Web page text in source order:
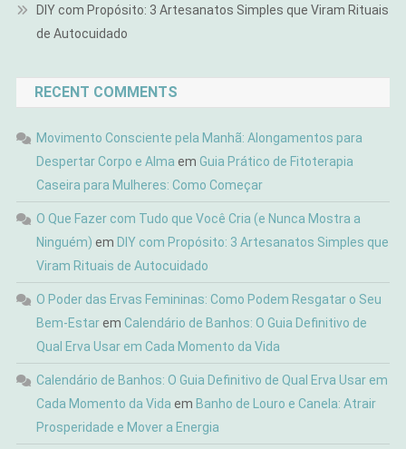
DIY com Propósito: 3 Artesanatos Simples que Viram Rituais
de Autocuidado
RECENT COMMENTS
Movimento Consciente pela Manhã: Alongamentos para
Despertar Corpo e Alma em Guia Prático de Fitoterapia
Caseira para Mulheres: Como Começar
O Que Fazer com Tudo que Você Cria (e Nunca Mostra a
Ninguém) em DIY com Propósito: 3 Artesanatos Simples que
Viram Rituais de Autocuidado
O Poder das Ervas Femininas: Como Podem Resgatar o Seu
Bem-Estarem Calendário de Banhos: O Guia Definitivo de
Qual Erva Usar em Cada Momento da Vida
Calendário de Banhos: O Guia Definitivo de Qual Erva Usar em
Cada Momento da Vida em Banho de Louro e Canela: Atrair
Prosperidade e Mover a Energia